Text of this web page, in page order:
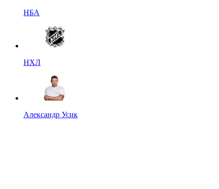
НБА
НХЛ
Александр Усик